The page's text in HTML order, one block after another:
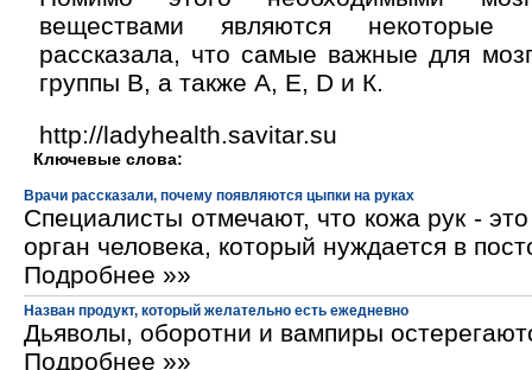
веществами являются некоторые
рассказала, что самые важные для
группы В, а также А, Е, D и К.
http://ladyhealth.savitar.su
Ключевые слова:
Врачи рассказали, почему появляются цыпки на руках
Специалисты отмечают, что кожа рук -
орган человека, который нуждается в
Подробнее »»
Назван продукт, который желательно есть ежедневно
Дьяволы, оборотни и вампиры
Подробнее »»